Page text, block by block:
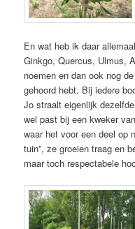
En wat heb ik daar
Ginkgo, Quercus, Ulmus,
noemen en dan ook nog
gehoord hebt. Bij iedere
Jo straalt eigenlijk
wel past bij een kweker
waar het voor een deel op
tuin”, ze groeien traag en
maar toch respectabele